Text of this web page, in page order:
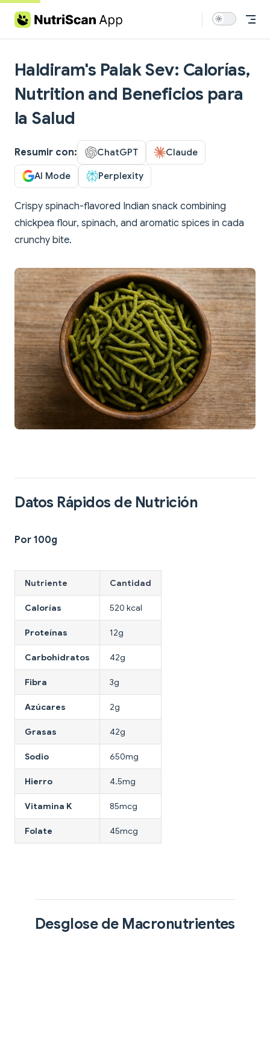
Skip to content
Haldiram's Palak Sev: Calorías,
Nutrition and Beneficios para
la Salud
Resumir con: ChatGPT Claude
AI Mode Perplexity
Crispy spinach-flavored Indian snack combining
chickpea flour, spinach, and aromatic spices in cada
crunchy bite.
Datos Rápidos de Nutrición
Por 100g
Nutriente Cantidad
Calorías 520 kcal
Proteínas 12g
Carbohidratos 42g
Fibra 3g
Azúcares 2g
Grasas 42g
Sodio 650mg
Hierro 4.5mg
Vitamina K 85mcg
Folate 45mcg
Desglose de Macronutrientes